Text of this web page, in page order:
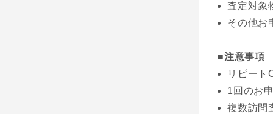
査定対象
その他お
■注意事項
リピート
1回のお
複数訪問